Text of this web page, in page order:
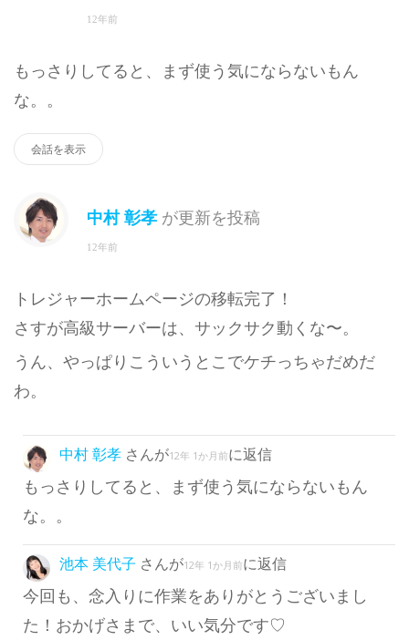
12年前
もっさりしてると、まず使う気にならないもん
な。。
会話を表示
中村 彰孝 が更新を投稿
12年前
トレジャーホームページの移転完了！
さすが高級サーバーは、サックサク動くな〜。
うん、やっぱりこういうとこでケチっちゃだめだ
わ。
中村 彰孝 さんが12年 1か月前に返信
もっさりしてると、まず使う気にならないもん
な。。
池本 美代子 さんが12年 1か月前に返信
今回も、念入りに作業をありがとうございまし
た！おかげさまで、いい気分です♡